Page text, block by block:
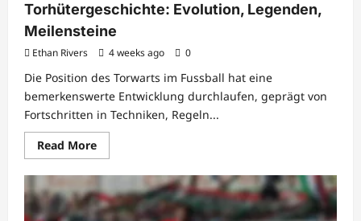
Torhütergeschichte: Evolution, Legenden,
Meilensteine
Ethan Rivers 4 weeks ago 0
Die Position des Torwarts im Fussball hat eine
bemerkenswerte Entwicklung durchlaufen, geprägt von
Fortschritten in Techniken, Regeln...
Read MoreRead
more
Torhütergeschichte:
Evolution,
Legenden,
Meilensteine